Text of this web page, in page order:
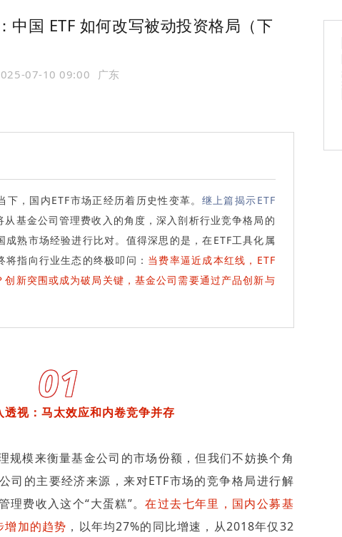
中国 ETF 如何改写被动投资格局（下
07-10 09:00 广东
，国内ETF市场正经历着历史性变革。 继上篇揭示ETF
从基金公司管理费收入的角度，深入剖析行业竞争格局的
熟市场经验进行比对。值得深思的是，在ETF工具化属
指向行业生态的终极叩问： 当费率逼近成本红线，ETF
新突围或成为破局关键，基金公司需要通过产品创新与
01
透视：马太效应和内卷竞争并存
规模来衡量基金公司的市场份额，但我们不妨换个角
司的主要经济来源，来对ETF市场的竞争格局进行解
理费收入这个“大蛋糕”。在过去七年里，国内公募基
增加的趋势 ，以年均27%的同比增速，从2018年仅32